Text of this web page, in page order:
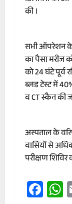
की ।
सभी ऑपरेशन के
का पैसा मरीज
को 24 घंटे पूर्व
ब्लड टेस्ट में
व CT स्कैन की
अस्पताल के
वासियों से
परीक्षण